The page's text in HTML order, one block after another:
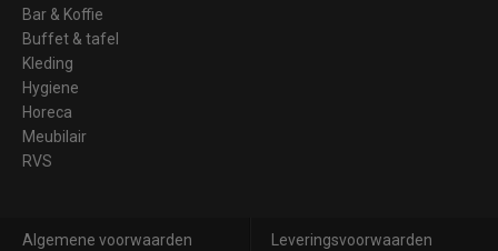
Bar & Koffie
Buffet & tafel
Kleding
Hygiene
Horeca
Meubilair
RVS
Algemene voorwaarden Leveringsvoorwaarden